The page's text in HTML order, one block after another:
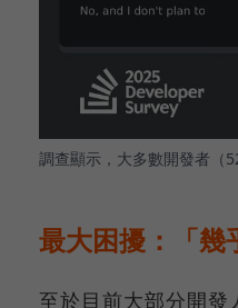
調查顯示，大多數開發者（
最大困擾：「幾
至於目前大部分開